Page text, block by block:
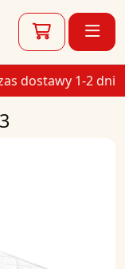
dostawy 1-2 dni